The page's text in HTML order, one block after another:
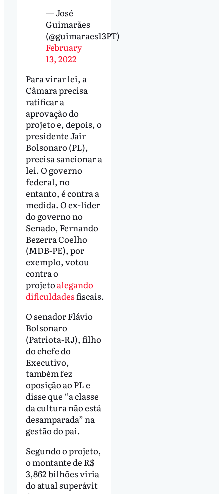
— José
Guimarães
(@guimaraes13PT)
February
13, 2022
Para virar lei, a
Câmara precisa
ratificar a
aprovação do
projeto e, depois, o
presidente Jair
Bolsonaro (PL),
precisa sancionar a
lei. O governo
federal, no
entanto, é contra a
medida. O ex-líder
do governo no
Senado, Fernando
Bezerra Coelho
(MDB-PE), por
exemplo, votou
contra o
projeto alegando
dificuldades fiscais.
O senador Flávio
Bolsonaro
(Patriota-RJ), filho
do chefe do
Executivo,
também fez
oposição ao PL e
disse que “a classe
da cultura não está
desamparada” na
gestão do pai.
Segundo o projeto,
o montante de R$
3,862 bilhões viria
do atual superávit